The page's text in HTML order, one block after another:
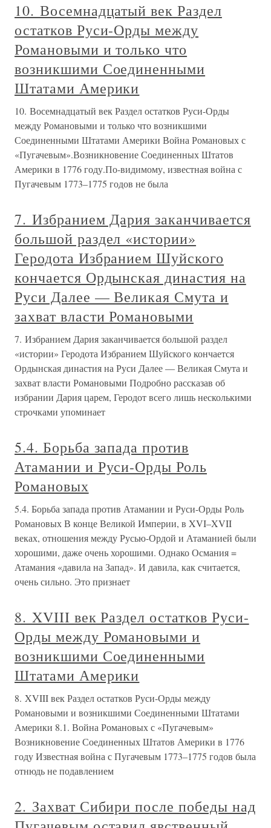
10. Восемнадцатый век Раздел
остатков Руси-Орды между
Романовыми и только что
возникшими Соединенными
Штатами Америки
10. Восемнадцатый век Раздел остатков Руси-Орды
между Романовыми и только что возникшими
Соединенными Штатами Америки Война Романовых с
«Пугачевым».Возникновение Соединенных Штатов
Америки в 1776 году.По-видимому, известная война с
Пугачевым 1773–1775 годов не была
7. Избранием Дария заканчивается
большой раздел «истории»
Геродота Избранием Шуйского
кончается Ордынская династия на
Руси Далее — Великая Смута и
захват власти Романовыми
7. Избранием Дария заканчивается большой раздел
«истории» Геродота Избранием Шуйского кончается
Ордынская династия на Руси Далее — Великая Смута и
захват власти Романовыми Подробно рассказав об
избрании Дария царем, Геродот всего лишь несколькими
строчками упоминает
5.4. Борьба запада против
Атамании и Руси-Орды Роль
Романовых
5.4. Борьба запада против Атамании и Руси-Орды Роль
Романовых В конце Великой Империи, в XVI–XVII
веках, отношения между Русью-Ордой и Атаманией были
хорошими, даже очень хорошими. Однако Османия =
Атамания «давила на Запад». И давила, как считается,
очень сильно. Это признает
8. XVIII век Раздел остатков Руси-
Орды между Романовыми и
возникшими Соединенными
Штатами Америки
8. XVIII век Раздел остатков Руси-Орды между
Романовыми и возникшими Соединенными Штатами
Америки 8.1. Война Романовых с «Пугачевым»
Возникновение Соединенных Штатов Америки в 1776
году Известная война с Пугачевым 1773–1775 годов была
отнюдь не подавлением
2. Захват Сибири после победы над